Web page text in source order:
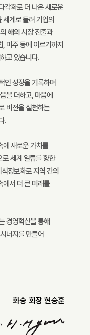
각화로 더 나은 새로운
계로 돌려 기업의
해외 시장 진출과
미주 등에 이르기까지
고 있습니다.
인 성장을 기록하며
을 더하고, 마음에
비전을 실천하는
.
에 새로운 가치를
로 세계 일류를 향한
정보화로 지역 간의
에서 더 큰 미래를
경영혁신을 통해
너지를 만들어
화승 회장 현승훈